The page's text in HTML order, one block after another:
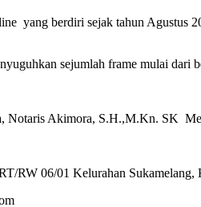
yang berdiri sejak tahun Agustus
sejumlah frame mulai
Notaris Akimora, S.H.,M.Kn. SK
RW 06/01 Kelurahan